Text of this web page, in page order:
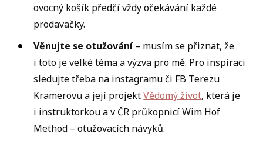
ovocný košík předčí vždy očekávání každé
prodavačky.
Věnujte se otužování– musím se přiznat, že
i toto je velké téma a výzva pro mě. Pro inspiraci
sledujte třeba na instagramu či FB Terezu
Kramerovu a její projektVědomý život, která je
i instruktorkou a v ČR průkopnicí Wim Hof
Method – otužovacích návyků.